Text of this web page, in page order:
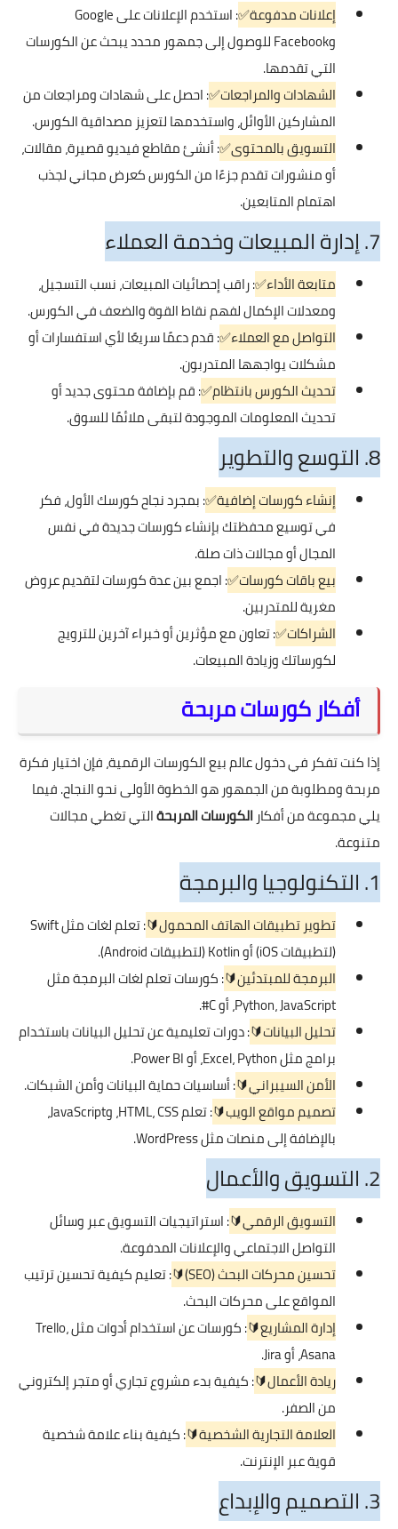
إعلانات مدفوعة✅
: استخدم الإعلانات على Google
وFacebook للوصول إلى جمهور محدد يبحث عن الكورسات
التي تقدمها.
الشهادات والمراجعات✅: احصل على شهادات ومراجعات من
المشاركين الأوائل، واستخدمها لتعزيز مصداقية الكورس.
التسويق بالمحتوى✅: أنشئ مقاطع فيديو قصيرة، مقالات،
أو منشورات تقدم جزءًا من الكورس كعرض مجاني لجذب
اهتمام المتابعين.
7. إدارة المبيعات وخدمة العملاء
متابعة الأداء✅: راقب إحصائيات المبيعات، نسب التسجيل،
ومعدلات الإكمال لفهم نقاط القوة والضعف في الكورس.
التواصل مع العملاء✅: قدم دعمًا سريعًا لأي استفسارات أو
مشكلات يواجهها المتدربون.
تحديث الكورس بانتظام✅: قم بإضافة محتوى جديد أو
تحديث المعلومات الموجودة لتبقى ملائمًا للسوق.
8. التوسع والتطوير
إنشاء كورسات إضافية✅: بمجرد نجاح كورسك الأول، فكر
في توسيع محفظتك بإنشاء كورسات جديدة في نفس
المجال أو مجالات ذات صلة.
بيع باقات كورسات✅: اجمع بين عدة كورسات لتقديم عروض
مغرية للمتدربين.
الشراكات✅: تعاون مع مؤثرين أو خبراء آخرين للترويج
لكورساتك وزيادة المبيعات.
أفكار كورسات مربحة
إذا كنت تفكر في دخول عالم بيع الكورسات الرقمية، فإن اختيار فكرة
مربحة ومطلوبة من الجمهور هو الخطوة الأولى نحو النجاح. فيما
يلي مجموعة من أفكار الكورسات المربحةالتي تغطي مجالات
متنوعة.
1. التكنولوجيا والبرمجة
تطوير تطبيقات الهاتف المحمول🔰
: تعلم لغات مثل Swift
(لتطبيقات iOS) أو Kotlin (لتطبيقات Android).
البرمجة للمبتدئين🔰: كورسات تعلم لغات البرمجة مثل
Python، JavaScript، أو C#.
تحليل البيانات🔰: دورات تعليمية عن تحليل البيانات باستخدام
برامج مثل Excel، Python، أو Power BI.
الأمن السيبراني🔰: أساسيات حماية البيانات وأمن الشبكات.
تصميم مواقع الويب🔰
: تعلم HTML، CSS، وJavaScript،
بالإضافة إلى منصات مثل WordPress.
2. التسويق والأعمال
التسويق الرقمي🔰: استراتيجيات التسويق عبر وسائل
التواصل الاجتماعي والإعلانات المدفوعة.
تحسين محركات البحث (SEO)🔰
: تعليم كيفية تحسين ترتيب
المواقع على محركات البحث.
إدارة المشاريع🔰
: كورسات عن استخدام أدوات مثل Trello،
Asana، أو Jira.
ريادة الأعمال🔰: كيفية بدء مشروع تجاري أو متجر إلكتروني
من الصفر.
العلامة التجارية الشخصية🔰: كيفية بناء علامة شخصية
قوية عبر الإنترنت.
3. التصميم والإبداع